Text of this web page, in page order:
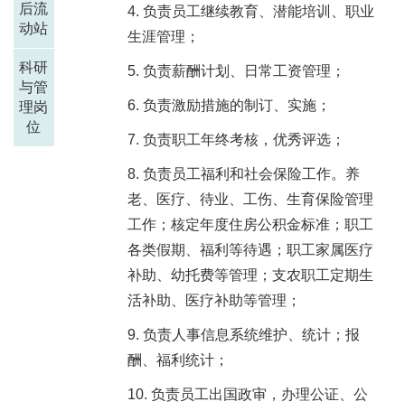
后流
动站
科研
与管
理岗
位
负责员工继续教育、潜能培训、职业
生涯管理；
负责薪酬计划、日常工资管理；
负责激励措施的制订、实施；
负责职工年终考核，优秀评选；
负责员工福利和社会保险工作。养
老、医疗、待业、工伤、生育保险管理
工作；核定年度住房公积金标准；职工
各类假期、福利等待遇；职工家属医疗
补助、幼托费等管理；支农职工定期生
活补助、医疗补助等管理；
负责人事信息系统维护、统计；报
酬、福利统计；
负责员工出国政审，办理公证、公